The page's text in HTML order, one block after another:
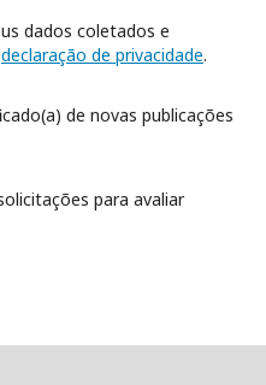
declaração de privacidade.